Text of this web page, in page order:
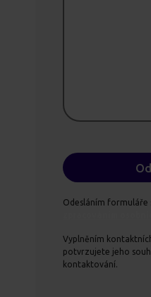
Odesláním formuláře
Vyplněním
potvrzujete jeho
kontaktování.